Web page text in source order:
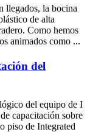
llegados, la bocina
de alta
Como hemos
animados como ...
del
del equipo de I
capacitación sobre
piso de Integrated